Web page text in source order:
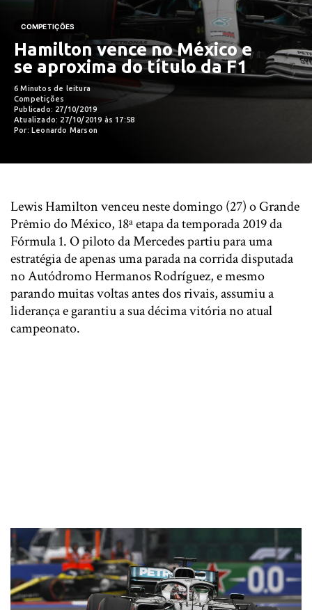
COMPETIÇÕES
Hamilton vence no México e
se aproxima do título da F1
6 Minutos de leitura
Competições
Publicado: 27/10/2019
Atualizado: 27/10/2019 às 17:58
Por: Leonardo Marson
Lewis Hamilton venceu neste domingo (27) o Grande
Prêmio do México, 18ª etapa da temporada 2019 da
Fórmula 1. O piloto da Mercedes partiu para uma
estratégia de apenas uma parada na corrida disputada
no Autódromo Hermanos Rodríguez, e mesmo
parando muitas voltas antes dos rivais, assumiu a
liderança e garantiu a sua décima vitória no atual
campeonato.